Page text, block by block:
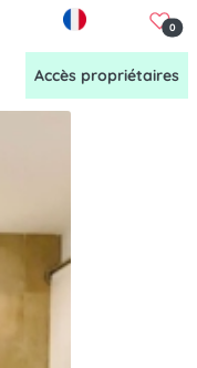
0
Accès propriétaires